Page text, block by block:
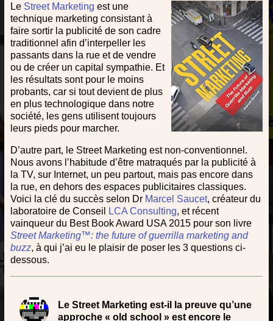
Le Street Marketing est une
technique marketing consistant à
faire sortir la publicité de son cadre
traditionnel afin d’interpeller les
passants dans la rue et de vendre
ou de créer un capital sympathie. Et
les résultats sont pour le moins
probants, car si tout devient de plus
en plus technologique dans notre
société, les gens utilisent toujours
leurs pieds pour marcher.
D’autre part, le Street Marketing est non-conventionnel.
Nous avons l’habitude d’être matraqués par la publicité à
la TV, sur Internet, un peu partout, mais pas encore dans
la rue, en dehors des espaces publicitaires classiques.
Voici la clé du succès selon Dr Marcel Saucet, créateur du
laboratoire de Conseil
LCA Consulting, et récent
vainqueur du Best Book Award USA 2015 pour son livre
Street Marketing™: the future of guerrilla marketing and
buzz, à qui j’ai eu le plaisir de poser les 3 questions ci-
dessous.
Le Street Marketing est-il la preuve qu’une
approche « old school » est encore le